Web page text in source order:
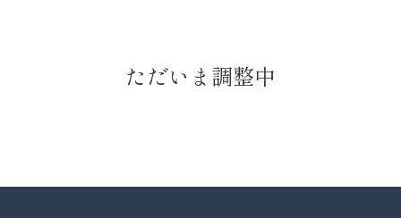
ただいま調整中